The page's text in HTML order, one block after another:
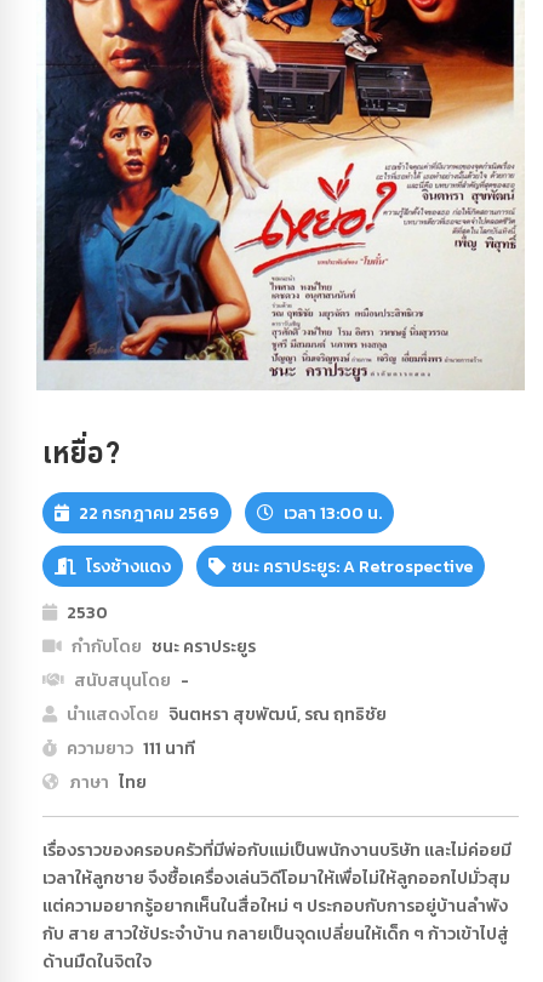
เหยื่อ?
22 กรกฎาคม 2569 เวลา 13:00 น.
โรงช้างแดง
ชนะ คราประยูร: A Retrospective
2530
กำกับโดย ชนะ คราประยูร
สนับสนุนโดย -
นำแสดงโดย จินตหรา สุขพัฒน์, รณ ฤทธิชัย
ความยาว 111 นาที
ภาษา ไทย
เรื่องราวของครอบครัวที่มีพ่อกับแม่เป็นพนักงานบริษัท และไม่ค่อยมี
เวลาให้ลูกชาย จึงซื้อเครื่องเล่นวิดีโอมาให้เพื่อไม่ให้ลูกออกไปมั่วสุม
แต่ความอยากรู้อยากเห็นในสื่อใหม่ ๆ ประกอบกับการอยู่บ้านลำพัง
กับ สาย สาวใช้ประจำบ้าน กลายเป็นจุดเปลี่ยนให้เด็ก ๆ ก้าวเข้าไปสู่
ด้านมืดในจิตใจ